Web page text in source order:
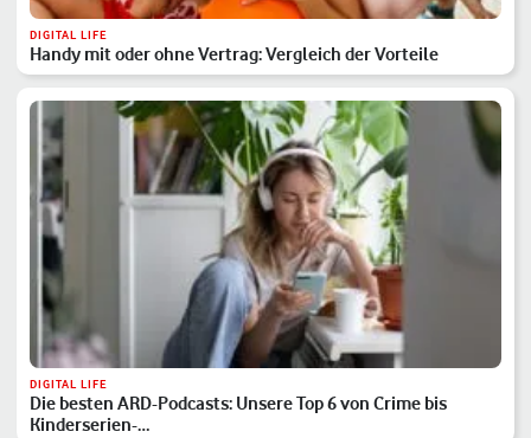
DIGITAL LIFE
Handy mit oder ohne Vertrag: Vergleich der Vorteile
DIGITAL LIFE
Die besten ARD-Podcasts: Unsere Top 6 von Crime bis
Kinderserien-…